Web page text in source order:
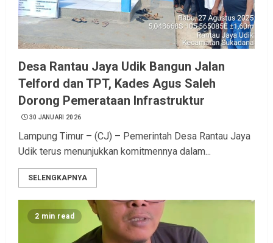
Desa Rantau Jaya Udik Bangun Jalan
Telford dan TPT, Kades Agus Saleh
Dorong Pemerataan Infrastruktur
30 JANUARI 2026
Lampung Timur – (CJ) – Pemerintah Desa Rantau Jaya
Udik terus menunjukkan komitmennya dalam...
SELENGKAPNYA
2 min read